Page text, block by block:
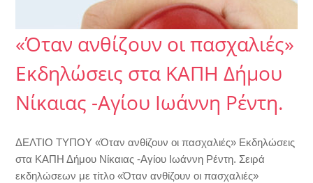
«Όταν ανθίζουν οι πασχαλιές»
Εκδηλώσεις στα ΚΑΠΗ Δήμου
Νίκαιας -Αγίου Ιωάννη Ρέντη.
ΔΕΛΤΙΟ ΤΥΠΟΥ «Όταν ανθίζουν οι πασχαλιές» Εκδηλώσεις
στα ΚΑΠΗ Δήμου Νίκαιας -Αγίου Ιωάννη Ρέντη. Σειρά
εκδηλώσεων με τίτλο «Όταν ανθίζουν οι πασχαλιές»